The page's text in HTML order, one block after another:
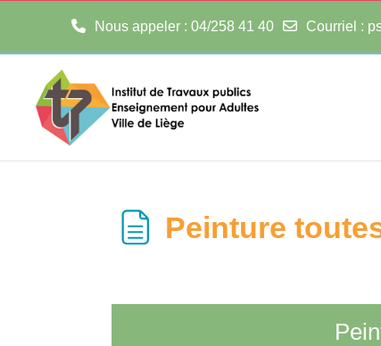
Nous appeler : 04/258 41 40 Courriel :
Peinture